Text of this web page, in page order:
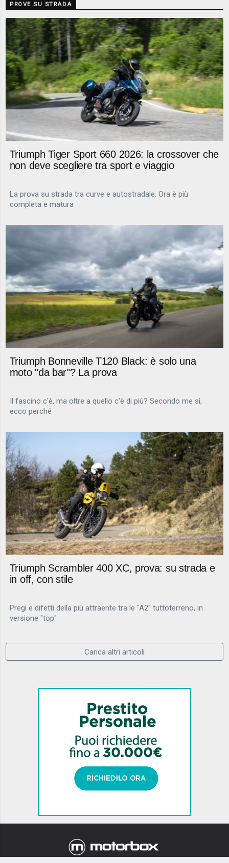
PROVE SU STRADA
Triumph Tiger Sport 660 2026: la crossover che
non deve scegliere tra sport e viaggio
La prova su strada tra curve e autostradale. Ora è più
completa e matura
Triumph Bonneville T120 Black: è solo una
moto "da bar"? La prova
Il fascino c'è, ma oltre a quello c'è di più? Secondo me sì,
ecco perché
Triumph Scrambler 400 XC, prova: su strada e
in off, con stile
Pregi e difetti della più attraente tra le "A2" tuttoterreno, in
versione "top"
Carica altri articoli